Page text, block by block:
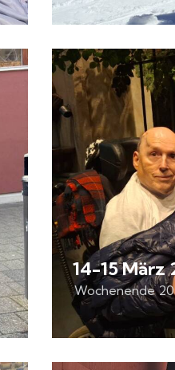
14-15 März
Wochenende